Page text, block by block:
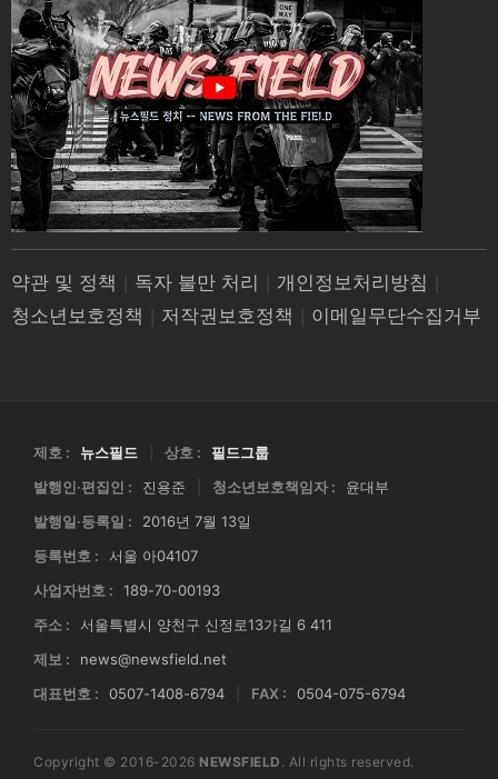
약관 및 정책 독자 불만 처리 개인정보처리방침
청소년보호정책
저작권보호정책 이메일무단수집거부
제호 : 뉴스필드 상호 :
필드그룹
발행인·편집인 :
진용준 청소년보호책임자 :
윤대부
발행일·등록일 :
2016년 7월 13일
등록번호 :
서울 아04107
사업자번호 :
189-70-00193
주소 :
서울특별시 양천구 신정로13가길 6 411
제보 :
news@newsfield.net
대표번호 :
0507-1408-6794 FAX : 0504-075-6794
Copyright © 2016-2026 NEWSFIELD . All rights reserved.